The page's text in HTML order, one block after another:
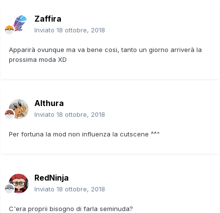
Zaffira
Inviato 18 ottobre, 2018
Apparirà ovunque ma va bene cosi, tanto un giorno arriverà la
prossima moda XD
Althura
Inviato 18 ottobre, 2018
Per fortuna la mod non influenza la cutscene ^^"
RedNinja
Inviato 18 ottobre, 2018
C'era proprii bisogno di farla seminuda?